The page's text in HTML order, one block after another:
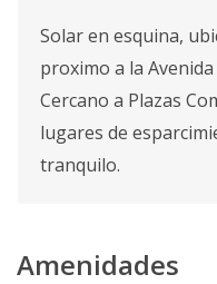
Solar en esquina,
proximo a la
Cercano a Plazas
lugares de
tranquilo.
Amenidades